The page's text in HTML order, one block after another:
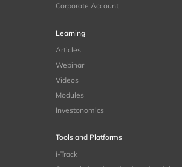
Corporate Account
Learning
Articles
Webinar
Videos
Modules
Investonomics
Tools and Platforms
i-Track